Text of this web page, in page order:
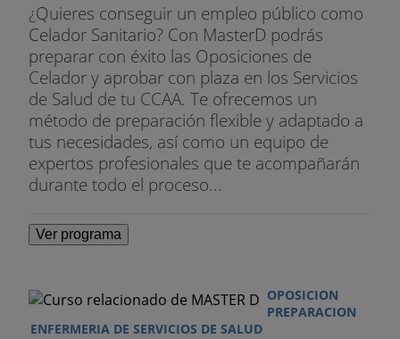
¿Quieres conseguir un empleo público como
Celador Sanitario? Con MasterD podrás
preparar con éxito las Oposiciones de
Celador y aprobar con plaza en los Servicios
de Salud de tu CCAA. Te ofrecemos un
método de preparación flexible y adaptado a
tus necesidades, así como un equipo de
expertos profesionales que te acompañarán
durante todo el proceso...
Ver programa
OPOSICION
PREPARACION
ENFERMERIA DE SERVICIOS DE SALUD